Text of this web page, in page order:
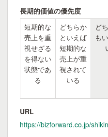
長期的価値の優先度
短期的な
売上を重
視せざる
を得ない
状態であ
る
どちらか
といえば
短期的な
売上が重
視されて
いる
ど
も
URL
https://bizforward.co.jp/